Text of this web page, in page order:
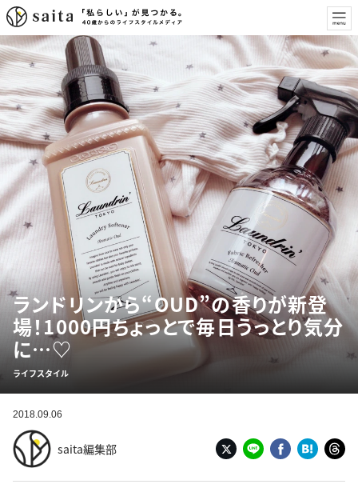
ランドリンから“OUD”の香りが新登
場！1000円ちょっとで毎日うっとり気分
に…♡
ライフスタイル
2018.09.06
saita編集部